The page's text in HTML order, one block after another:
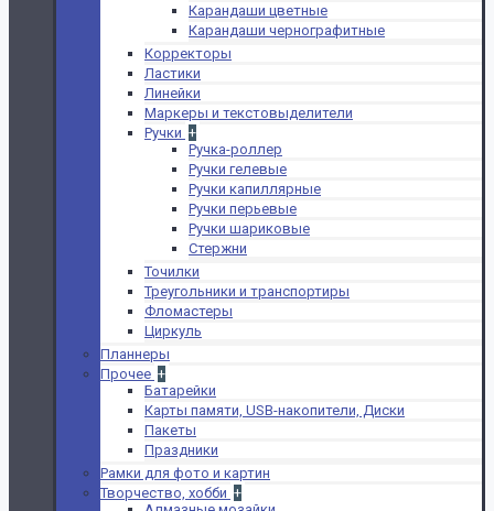
Карандаши цветные
Карандаши чернографитные
Корректоры
Ластики
Линейки
Маркеры и текстовыделители
Ручки +
Ручка-роллер
Ручки гелевые
Ручки капиллярные
Ручки перьевые
Ручки шариковые
Стержни
Точилки
Треугольники и транспортиры
Фломастеры
Циркуль
Планнеры
Прочее +
Батарейки
Карты памяти, USB-накопители, Диски
Пакеты
Праздники
Рамки для фото и картин
Творчество, хобби +